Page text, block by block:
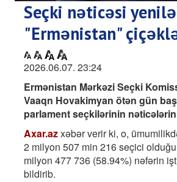
Seçki nəticəsi
"Ermənistan"
2026.06.07. 23:24
Ermənistan Mərkəzi Seçki
Vaaqn Hovakimyan ötən gün
parlament seçkilərinin
Axar.azxəbər verir ki, o,
2 milyon 507 min 216 seçici
milyon 477 736 (58.94%) nəfərin
bildirib.